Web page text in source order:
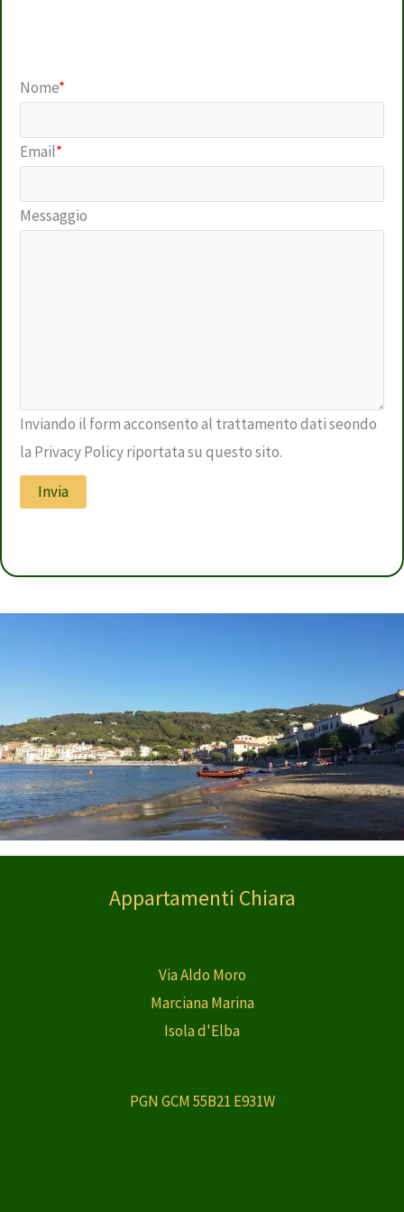
Nome*
Email*
Messaggio
Inviando il form acconsento al trattamento dati seondo
la Privacy Policy riportata su questo sito.
Invia
Appartamenti Chiara
Via Aldo Moro
Marciana Marina
Isola d'Elba
PGN GCM 55B21 E931W